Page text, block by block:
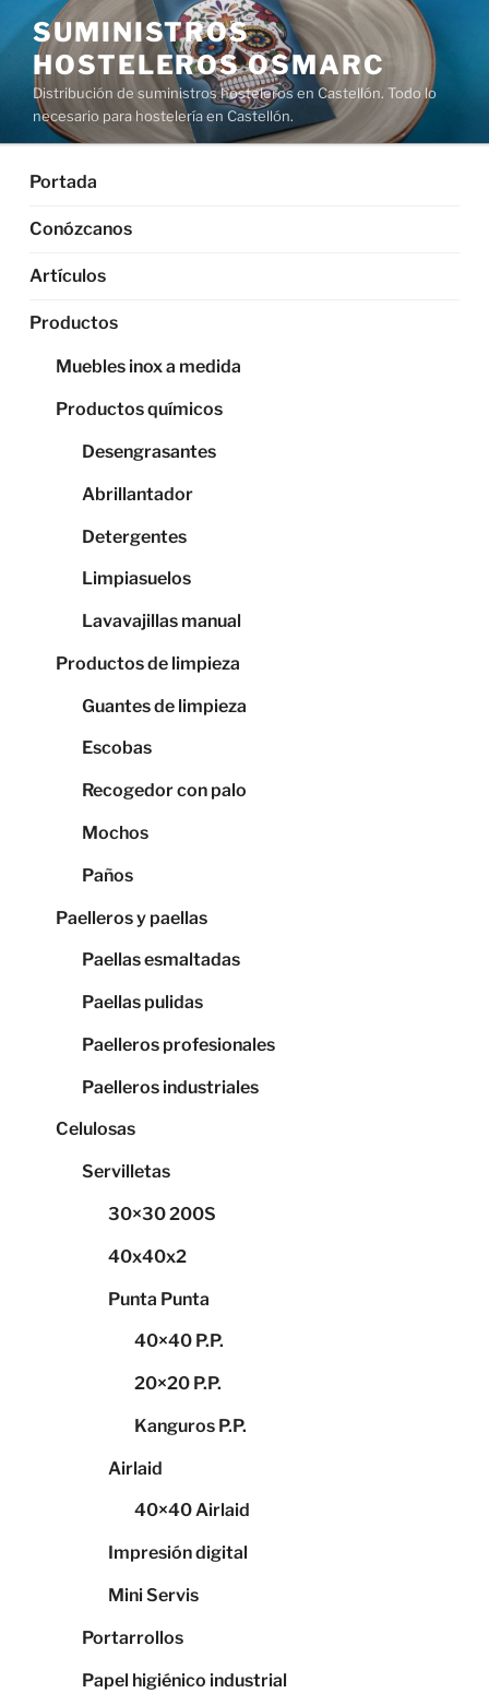
Saltar
al
contenido
SUMINISTROS
HOSTELEROS OSMARC
Distribución de suministros hosteleros en Castellón. Todo lo
necesario para hostelería en Castellón.
Portada
Conózcanos
Artículos
Productos
Muebles inox a medida
Productos químicos
Desengrasantes
Abrillantador
Detergentes
Limpiasuelos
Lavavajillas manual
Productos de limpieza
Guantes de limpieza
Escobas
Recogedor con palo
Mochos
Paños
Paelleros y paellas
Paellas esmaltadas
Paellas pulidas
Paelleros profesionales
Paelleros industriales
Celulosas
Servilletas
30×30 200S
40x40x2
Punta Punta
40×40 P.P.
20×20 P.P.
Kanguros P.P.
Airlaid
40×40 Airlaid
Impresión digital
Mini Servis
Portarrollos
Papel higiénico industrial